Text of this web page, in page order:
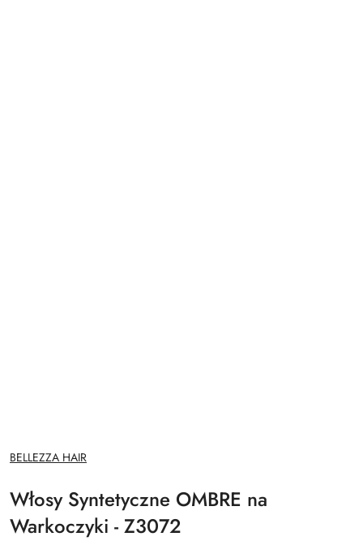
NAZWA
PRODUCENTA:
BELLEZZA HAIR
Włosy Syntetyczne OMBRE na
Warkoczyki - Z3072